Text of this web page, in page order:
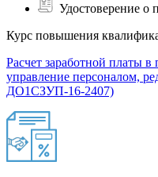
Удостоверение
Курс повышения
Расчет заработной платы
управление персоналом,
ДО1СЗУП-16-2407)